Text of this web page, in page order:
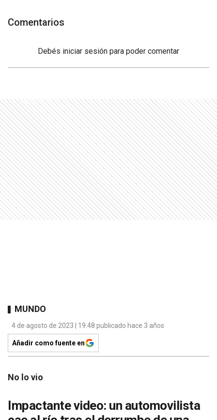
Comentarios
Debés iniciar sesión para poder comentar
MUNDO
4 de agosto de 2023 | 19:48 publicado hace 3 años
Añadir como fuente en
No lo vio
Impactante video: un automovilista